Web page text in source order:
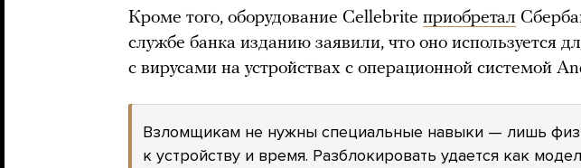
Кроме того, оборудование Cellebrite приобретал
службе банка изданию заявили, что оно используется
с вирусами на устройствах с операционной системой
Взломщикам не нужны специальные навыки — лишь
к устройству и время. Разблокировать удается как